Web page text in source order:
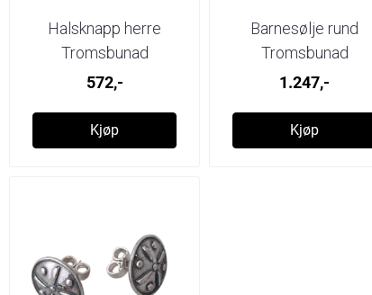
Halsknapp herre
Tromsbunad
572,-
Kjøp
Barnesølje rund
Tromsbunad
1.247,-
Kjøp